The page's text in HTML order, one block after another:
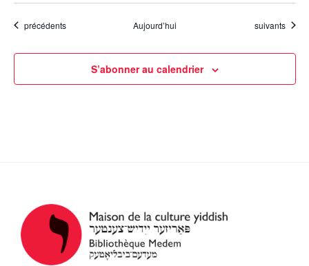
Évènements
précédents Aujourd’hui Évènements
suivants
S’abonner au calendrier